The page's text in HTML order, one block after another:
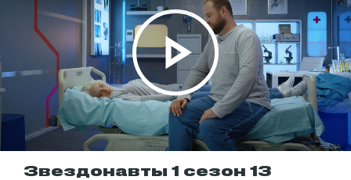
Звездонавты 1 сезон 13